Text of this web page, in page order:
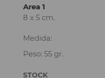
Area 1
8 x 5 cm.
Medida:
Peso: 55 gr.
STOCK